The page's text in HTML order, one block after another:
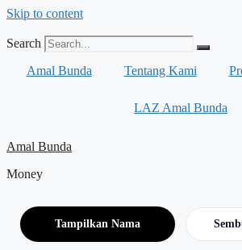
Skip to content
Search
Amal Bunda
Tentang Kami
LAZ Amal Bunda
Amal Bunda
Money
Tampilkan Nama